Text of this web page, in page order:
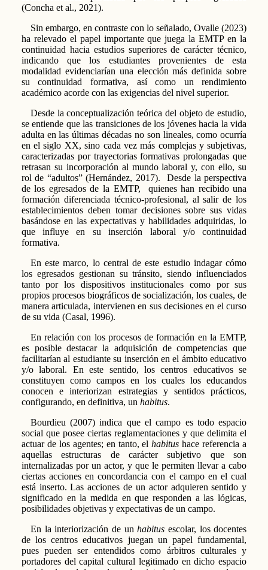
(Concha et al., 2021).
Sin embargo, en contraste con lo señalado, Ovalle (2023)
ha relevado el papel importante que juega la EMTP en la
continuidad hacia estudios superiores de carácter técnico,
indicando que los estudiantes provenientes de esta
modalidad evidenciarían una elección más definida sobre
su continuidad formativa, así como un rendimiento
académico acorde con las exigencias del nivel superior.
Desde la conceptualización teórica del objeto de estudio,
se entiende que las transiciones de los jóvenes hacia la vida
adulta en las últimas décadas no son lineales, como ocurría
en el siglo XX, sino cada vez más complejas y subjetivas,
caracterizadas por trayectorias formativas prolongadas que
retrasan su incorporación al mundo laboral y, con ello, su
rol de “adultos” (Hernández, 2017). Desde la perspectiva
de los egresados de la EMTP, quienes han recibido una
formación diferenciada técnico-profesional, al salir de los
establecimientos deben tomar decisiones sobre sus vidas
basándose en las expectativas y habilidades adquiridas, lo
que influye en su inserción laboral y/o continuidad
formativa.
En este marco, lo central de este estudio indagar cómo
los egresados gestionan su tránsito, siendo influenciados
tanto por los dispositivos institucionales como por sus
propios procesos biográficos de socialización, los cuales, de
manera articulada, intervienen en sus decisiones en el curso
de su vida (Casal, 1996).
En relación con los procesos de formación en la EMTP,
es posible destacar la adquisición de competencias que
facilitarían al estudiante su inserción en el ámbito educativo
y/o laboral. En este sentido, los centros educativos se
constituyen como campos en los cuales los educandos
conocen e interiorizan estrategias y sentidos prácticos,
configurando, en definitiva, un habitus.
Bourdieu (2007) indica que el campo es todo espacio
social que posee ciertas reglamentaciones y que delimita el
actuar de los agentes; en tanto, elhabitus hace referencia a
aquellas estructuras de carácter subjetivo que son
internalizadas por un actor, y que le permiten llevar a cabo
ciertas acciones en concordancia con el campo en el cual
está inserto. Las acciones de un actor adquieren sentido y
significado en la medida en que responden a las lógicas,
posibilidades objetivas y expectativas de un campo.
En la interiorización de unhabitus escolar, los docentes
de los centros educativos juegan un papel fundamental,
pues pueden ser entendidos como árbitros culturales y
portadores del capital cultural legitimado en dicho espacio